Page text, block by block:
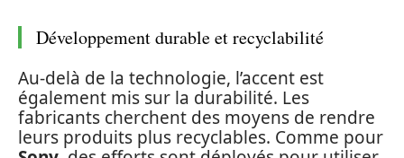
Développement durable et recyclabilité
Au-delà de la technologie, l’accent est
également mis sur la durabilité. Les
fabricants cherchent des moyens de rendre
leurs produits plus recyclables. Comme pour